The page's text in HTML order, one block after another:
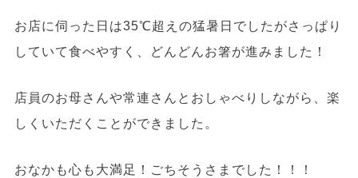
お店に伺った日は35℃超えの猛暑日でしたがさっぱり
していて食べやすく、どんどんお箸が進みました！
店員のお母さんや常連さんとおしゃべりしながら、楽
しくいただくことができました。
おなかも心も大満足！ごちそうさまでした！！！